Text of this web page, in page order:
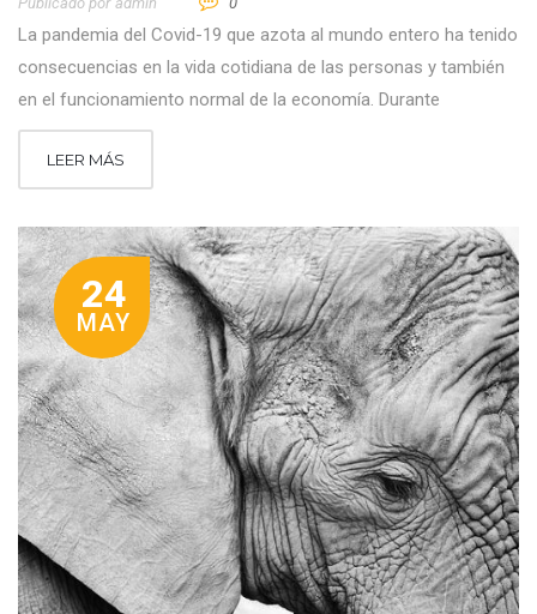
La pandemia del Covid-19 que azota al mundo entero ha tenido
consecuencias en la vida cotidiana de las personas y también
en el funcionamiento normal de la economía. Durante
LEER MÁS
24
MAY